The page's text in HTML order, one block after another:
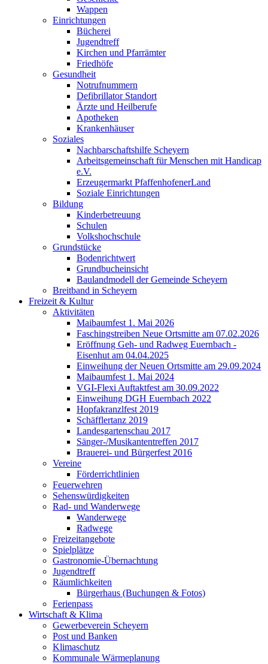
Wappen
Einrichtungen
Bücherei
Jugendtreff
Kirchen und Pfarrämter
Friedhöfe
Gesundheit
Notrufnummern
Defibrillator Standort
Ärzte und Heilberufe
Apotheken
Krankenhäuser
Soziales
Nachbarschaftshilfe Scheyern
Arbeitsgemeinschaft für Menschen mit Handicap
e.V.
Erzeugermarkt PfaffenhofenerLand
Soziale Einrichtungen
Bildung
Kinderbetreuung
Schulen
Volkshochschule
Grundstücke
Bodenrichtwert
Grundbucheinsicht
Baulandmodell der Gemeinde Scheyern
Breitband in Scheyern
Freizeit & Kultur
Aktivitäten
Maibaumfest 1. Mai 2026
Faschingstreiben Neue Ortsmitte am 07.02.2026
Eröffnung Geh- und Radweg Euernbach -
Eisenhut am 04.04.2025
Einweihung der Neuen Ortsmitte am 29.09.2024
Maibaumfest 1. Mai 2024
VGI-Flexi Auftaktfest am 30.09.2022
Einweihung DGH Euernbach 2022
Hopfakranzlfest 2019
Schäfflertanz 2019
Landesgartenschau 2017
Sänger-/Musikantentreffen 2017
Brauerei- und Bürgerfest 2016
Vereine
Förderrichtlinien
Feuerwehren
Sehenswürdigkeiten
Rad- und Wanderwege
Wanderwege
Radwege
Freizeitangebote
Spielplätze
Gastronomie-Übernachtung
Jugendtreff
Räumlichkeiten
Bürgerhaus (Buchungen & Fotos)
Ferienpass
Wirtschaft & Klima
Gewerbeverein Scheyern
Post und Banken
Klimaschutz
Kommunale Wärmeplanung